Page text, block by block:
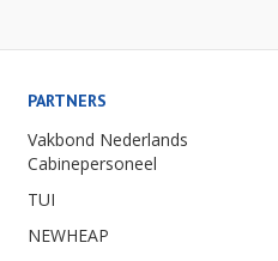
PARTNERS
Vakbond Nederlands
Cabinepersoneel
TUI
NEWHEAP